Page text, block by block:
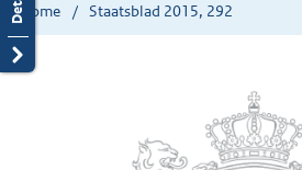
Home Staatsblad 2015, 292